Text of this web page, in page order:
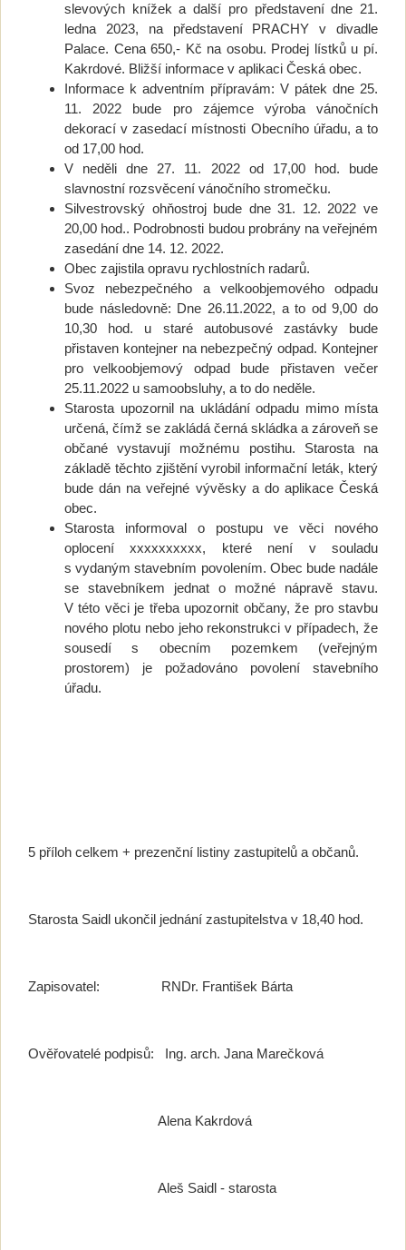
slevových knížek a další pro představení dne 21.
ledna 2023, na představení PRACHY v divadle
Palace. Cena 650,- Kč na osobu. Prodej lístků u pí.
Kakrdové. Bližší informace v aplikaci Česká obec.
Informace k adventním přípravám: V pátek dne 25.
11. 2022 bude pro zájemce výroba vánočních
dekorací v zasedací místnosti Obecního úřadu, a to
od 17,00 hod.
V neděli dne 27. 11. 2022 od 17,00 hod. bude
slavnostní rozsvěcení vánočního stromečku.
Silvestrovský ohňostroj bude dne 31. 12. 2022 ve
20,00 hod.. Podrobnosti budou probrány na veřejném
zasedání dne 14. 12. 2022.
Obec zajistila opravu rychlostních radarů.
Svoz nebezpečného a velkoobjemového odpadu
bude následovně: Dne 26.11.2022, a to od 9,00 do
10,30 hod. u staré autobusové zastávky bude
přistaven kontejner na nebezpečný odpad. Kontejner
pro velkoobjemový odpad bude přistaven večer
25.11.2022 u samoobsluhy, a to do neděle.
Starosta upozornil na ukládání odpadu mimo místa
určená, čímž se zakládá černá skládka a zároveň se
občané vystavují možnému postihu. Starosta na
základě těchto zjištění vyrobil informační leták, který
bude dán na veřejné vývěsky a do aplikace Česká
obec.
Starosta informoval o postupu ve věci nového
oplocení xxxxxxxxxx, které není v souladu
s vydaným stavebním povolením. Obec bude nadále
se stavebníkem jednat o možné nápravě stavu.
V této věci je třeba upozornit občany, že pro stavbu
nového plotu nebo jeho rekonstrukci v případech, že
sousedí s obecním pozemkem (veřejným
prostorem) je požadováno povolení stavebního
úřadu.
5 příloh celkem + prezenční listiny zastupitelů a občanů.
Starosta Saidl ukončil jednání zastupitelstva v 18,40 hod.
Zapisovatel: RNDr. František Bárta
Ověřovatelé podpisů: Ing. arch. Jana Marečková
Alena Kakrdová
Aleš Saidl - starosta